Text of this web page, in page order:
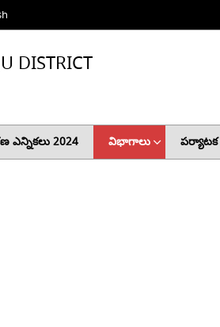
DISTRICT
2024 విభాగాలు పర్యాటక